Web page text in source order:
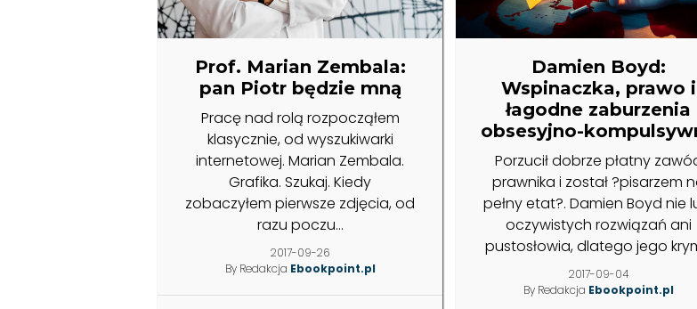
Prof. Marian Zembala:
pan Piotr będzie mną
Pracę nad rolą rozpocząłem
klasycznie, od wyszukiwarki
internetowej. Marian Zembala.
Grafika. Szukaj. Kiedy
zobaczyłem pierwsze zdjęcia, od
razu poczu...
2017-09-26
By Redakcja Ebookpoint.pl
Damien Boyd:
Wspinaczka, prawo i
łagodne zaburzenia
obsesyjno-
Porzucił dobrze płatny
prawnika i został ?pisarzem
pełny etat?. Damien Boyd nie
oczywistych rozwiązań ani
pustosłowia, dlatego jego
2017-09-04
By Redakcja Ebookpoint.pl